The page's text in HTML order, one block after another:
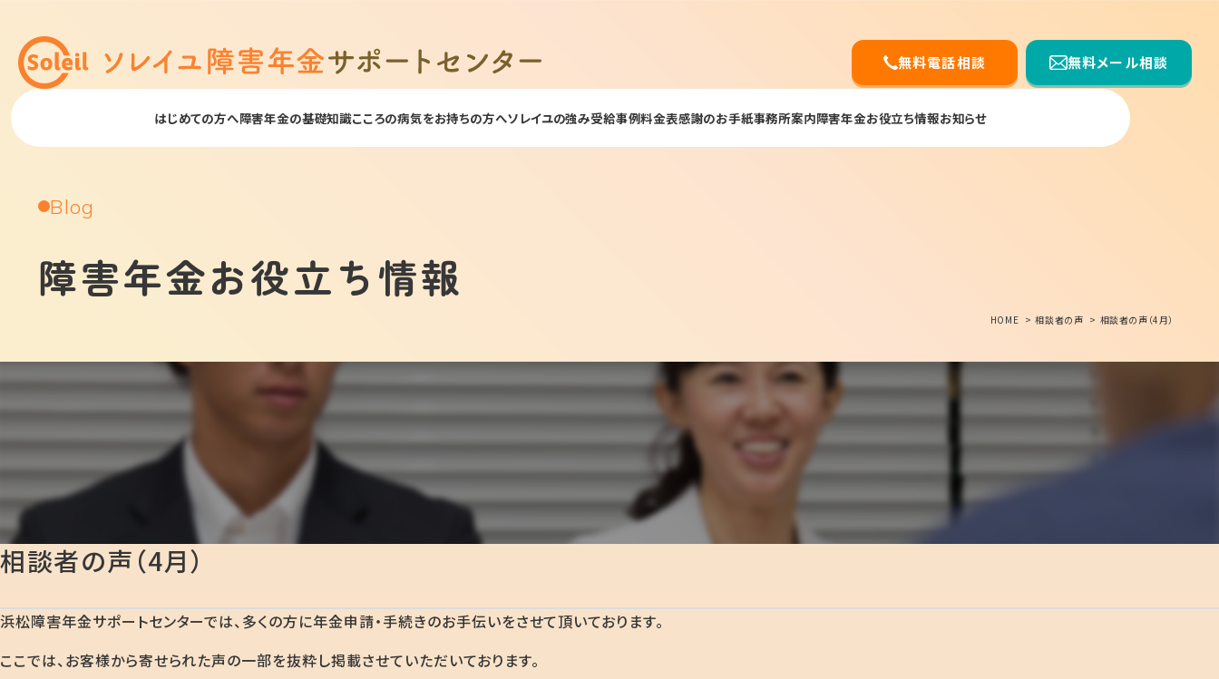
無料電話相談 無料メール相談
はじめての方へ障害年金の基礎知識こころの病気をお持ちの方へソレイユの強み受給事例料金表感謝のお手紙事務所案内障害年金お役立ち情報お知らせ
Blog
障害年金お役立ち情報
HOME 相談者の声 相談者の声（4月）
相談者の声（4月）
浜松障害年金サポートセンターでは、多くの方に年金申請・手続きのお手伝いをさせて頂いております。
ここでは、お客様から寄せられた声の一部を抜粋し掲載させていただいております。